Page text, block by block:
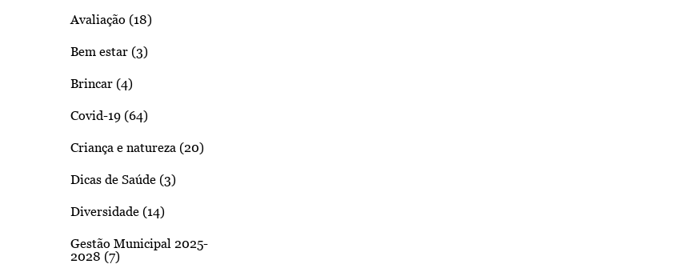
Avaliação (18)
Bem estar (3)
Brincar (4)
Covid-19 (64)
Criança e natureza (20)
Dicas de Saúde (3)
Diversidade (14)
Gestão Municipal 2025-
2028 (7)